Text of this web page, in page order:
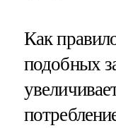
Как
подобных